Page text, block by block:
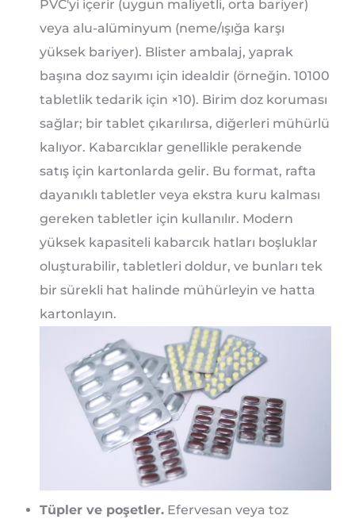
PVC'yi içerir (uygun maliyetli, orta bariyer)
veya alu-alüminyum (neme/ışığa karşı
yüksek bariyer). Blister ambalaj, yaprak
başına doz sayımı için idealdir (örneğin. 10100
tabletlik tedarik için ×10). Birim doz koruması
sağlar; bir tablet çıkarılırsa, diğerleri mühürlü
kalıyor. Kabarcıklar genellikle perakende
satış için kartonlarda gelir. Bu format, rafta
dayanıklı tabletler veya ekstra kuru kalması
gereken tabletler için kullanılır. Modern
yüksek kapasiteli kabarcık hatları boşluklar
oluşturabilir, tabletleri doldur, ve bunları tek
bir sürekli hat halinde mühürleyin ve hatta
kartonlayın.
Tüpler ve poşetler. Efervesan veya toz